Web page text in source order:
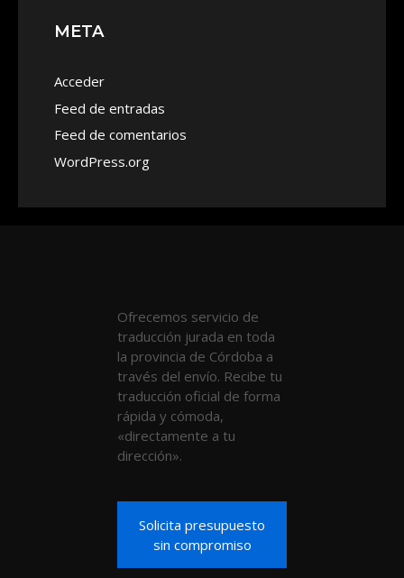
META
Acceder
Feed de entradas
Feed de comentarios
WordPress.org
Ofrecemos servicio de
traducción jurada en toda
la provincia de Córdoba a
través del envío. Recibe tu
traducción oficial de forma
rápida y cómoda,
«directamente a tu
dirección».
Solicita presupuesto
sin compromiso